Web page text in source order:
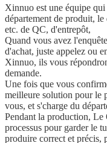
Xinnuo est une équipe
département de produit,
etc. de QC, d'entrepôt,
Quand vous avez
d'achat, juste appelez ou
Xinnuo, ils vous
demande.
Une fois que vous
meilleure solution pour le
vous, et s'charge du
Pendant la production, Le
processus pour garder le
produire correct et précis,